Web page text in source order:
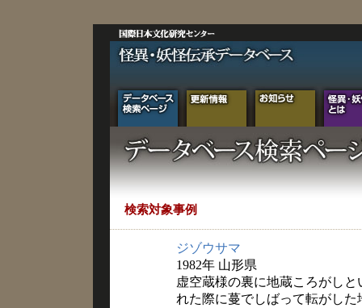
検索対象事例
ジゾウサマ
1982年 山形県
虚空蔵様の裏に地蔵ころがし
れた際に蔓でしばって転がし